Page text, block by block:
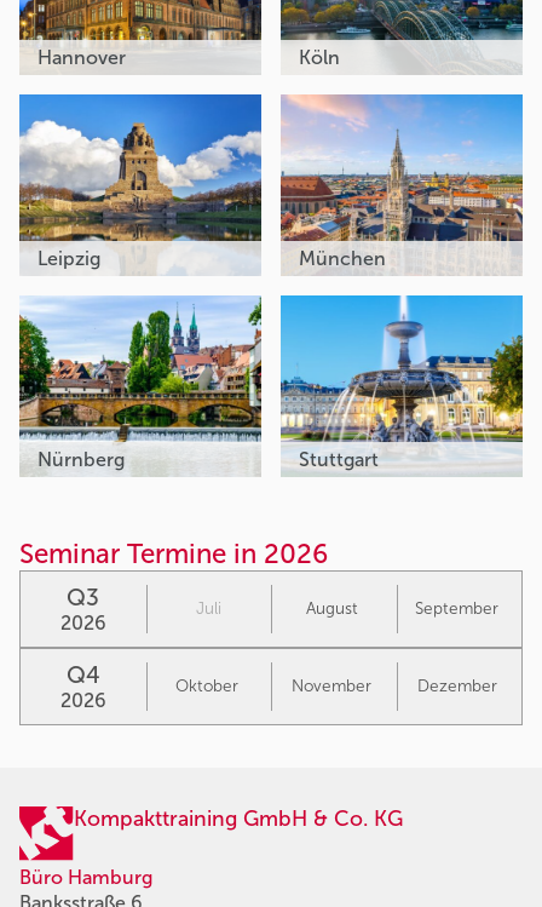
Hannover Köln
Leipzig München
Nürnberg Stuttgart
Seminar Termine in 2026
Q3
2026
Juli August September
Q4
2026
Oktober November Dezember
Kompakttraining GmbH & Co. KG
Büro Hamburg